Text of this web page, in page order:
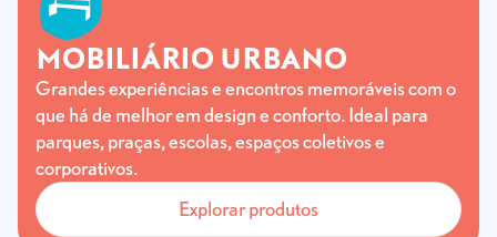
MOBILIÁRIO URBANO
Grandes experiências e encontros memoráveis com o
que há de melhor em design e conforto. Ideal para
parques, praças, escolas, espaços coletivos e
corporativos.
Explorar produtos